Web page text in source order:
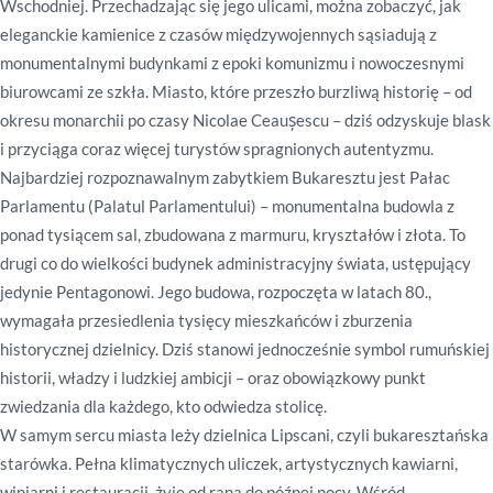
Wschodniej. Przechadzając się jego ulicami, można zobaczyć, jak
eleganckie kamienice z czasów międzywojennych sąsiadują z
monumentalnymi budynkami z epoki komunizmu i nowoczesnymi
biurowcami ze szkła. Miasto, które przeszło burzliwą historię – od
okresu monarchii po czasy Nicolae Ceaușescu – dziś odzyskuje blask
i przyciąga coraz więcej turystów spragnionych autentyzmu.
Najbardziej rozpoznawalnym zabytkiem Bukaresztu jest Pałac
Parlamentu (Palatul Parlamentului) – monumentalna budowla z
ponad tysiącem sal, zbudowana z marmuru, kryształów i złota. To
drugi co do wielkości budynek administracyjny świata, ustępujący
jedynie Pentagonowi. Jego budowa, rozpoczęta w latach 80.,
wymagała przesiedlenia tysięcy mieszkańców i zburzenia
historycznej dzielnicy. Dziś stanowi jednocześnie symbol rumuńskiej
historii, władzy i ludzkiej ambicji – oraz obowiązkowy punkt
zwiedzania dla każdego, kto odwiedza stolicę.
W samym sercu miasta leży dzielnica Lipscani, czyli bukaresztańska
starówka. Pełna klimatycznych uliczek, artystycznych kawiarni,